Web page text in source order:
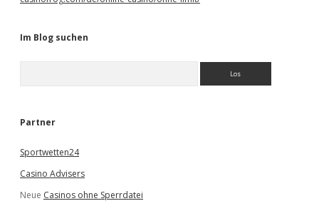
Im Blog suchen
e
Partner
Sportwetten24
Casino Advisers
Neue Casinos ohne Sperrdatei